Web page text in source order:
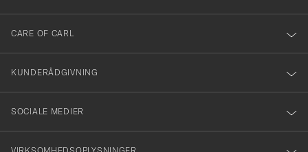
dig
till
vårt
nyhetsbrev!
CARE OF CARL
KUNDERÅDGIVNING
SOCIALE MEDIER